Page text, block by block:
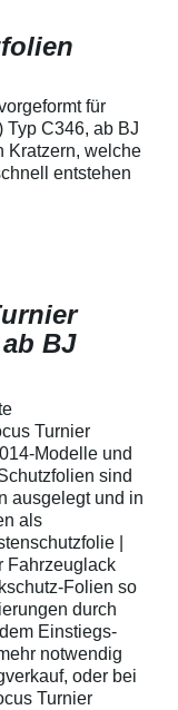
Lack in der
unschönen
bestmöglichem
Kratzer und
Fahrzeuglack
für
Typ C346, ab BJ
Kratzern, welche
entstehen
BJ
Turnier
Modelle und
sind
ausgelegt und in
als
|
Fahrzeuglack
Folien so
durch
Einstiegs-
notwendig
oder bei
Turnier